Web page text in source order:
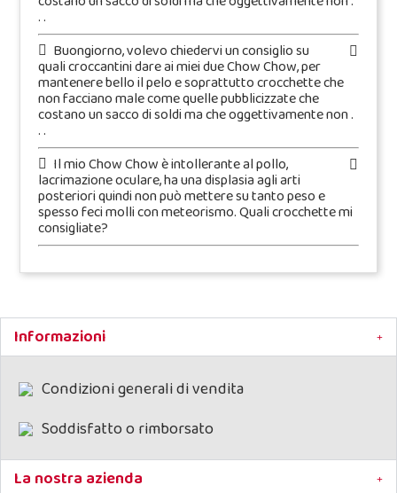
. .
Buongiorno, volevo chiedervi un consiglio su
quali croccantini dare ai miei due Chow Chow, per
mantenere bello il pelo e soprattutto crocchette che
non facciano male come quelle pubblicizzate che
costano un sacco di soldi ma che oggettivamente non .
. .
Il mio Chow Chow è intollerante al pollo,
lacrimazione oculare, ha una displasia agli arti
posteriori quindi non può mettere su tanto peso e
spesso feci molli con meteorismo. Quali crocchette mi
consigliate?
Informazioni
Condizioni generali di vendita
Soddisfatto o rimborsato
La nostra azienda